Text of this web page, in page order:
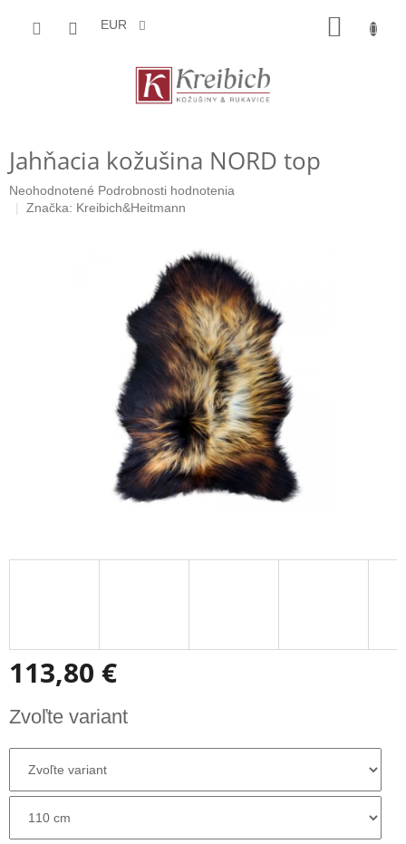
EUR
Jahňacia kožušina NORD top
Priemerné
hodnotenie
Neohodnotené Podrobnosti hodnotenia
Značka: Kreibich&Heitmann
113,80 €
cena:
Zvoľte variant